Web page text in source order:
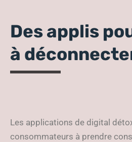
Des applis
à
Les applications de digital
consommateurs à prendre